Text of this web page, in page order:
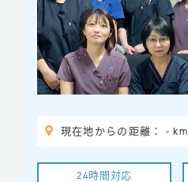
現在地からの距離： - km
24時間対応